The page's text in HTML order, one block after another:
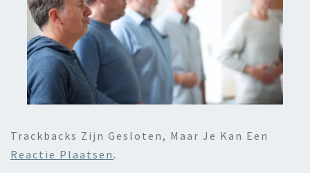
Trackbacks Zijn Gesloten, Maar Je Kan Een
Reactie Plaatsen .